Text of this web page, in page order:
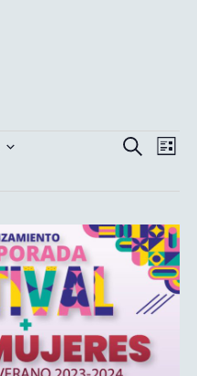
y
de
Buscar
de
Lista